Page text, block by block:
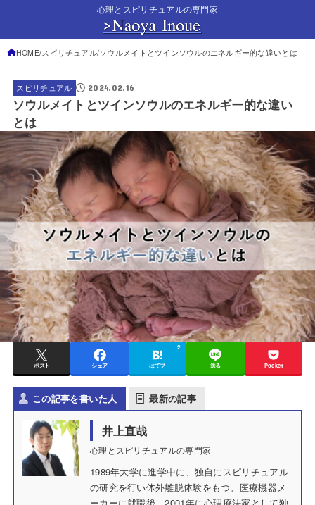
心理とスピリチュアルの専門家
HOME スピリチュアル ソウルメイトとツインソウルのエネルギー的な違いとは
スピリチュアル 2024.02.16
ソウルメイトとツインソウルのエネルギー的な違い
とは
ポスト シェア はてブ
2
送る Pocket
この記事を書いた人 最新の記事
井上直哉
心理とスピリチュアルの専門家
1989年大学に進学中に、独自にスピリチュアル
の研究を行い体外離脱体験をもつ。医療機器メ
ーカーに就職後、2001年に心理療法家として独